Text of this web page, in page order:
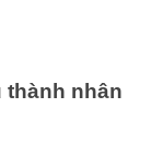
thành nhân